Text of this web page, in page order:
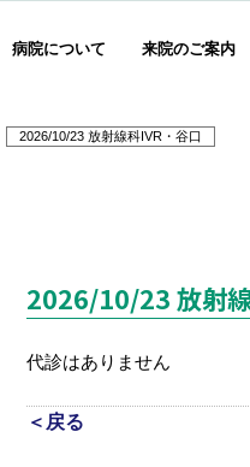
病院について 来院のご案内
2026/10/23 放射線科IVR・谷口
2026/10/23 放射
代診はありません
＜戻る